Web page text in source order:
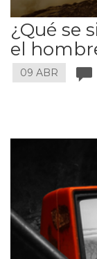
¿Qué se
el
09 ABR